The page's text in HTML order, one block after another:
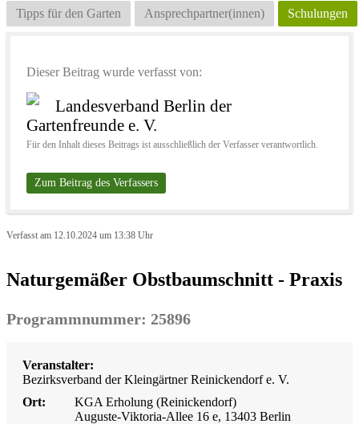
Tipps für den Garten Ansprechpartner(innen) Schulungen
Dieser Beitrag wurde verfasst von:
Landesverband Berlin der
Gartenfreunde e. V.
Für den Inhalt dieses Beitrags ist ausschließlich der Verfasser verantwortlich.
Zum Beitrag des Verfassers
Verfasst am 12.10.2024 um 13:38 Uhr
Naturgemäßer Obstbaumschnitt - Praxis
Programmnummer: 25896
Veranstalter:
Bezirksverband der Kleingärtner Reinickendorf e. V.
Ort:
KGA Erholung (Reinickendorf)
Auguste-Viktoria-Allee 16 e, 13403 Berlin